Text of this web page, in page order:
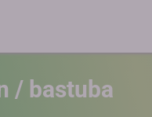
/ bastuba